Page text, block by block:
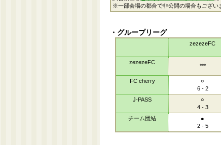
※一部会場の都合で非公開の場合もござい
・グループリーグ
zezezeFC
zezezeFC
***
FC cherry
○
6 - 2
J-PASS
○
4 - 3
チーム団結
●
2 - 5